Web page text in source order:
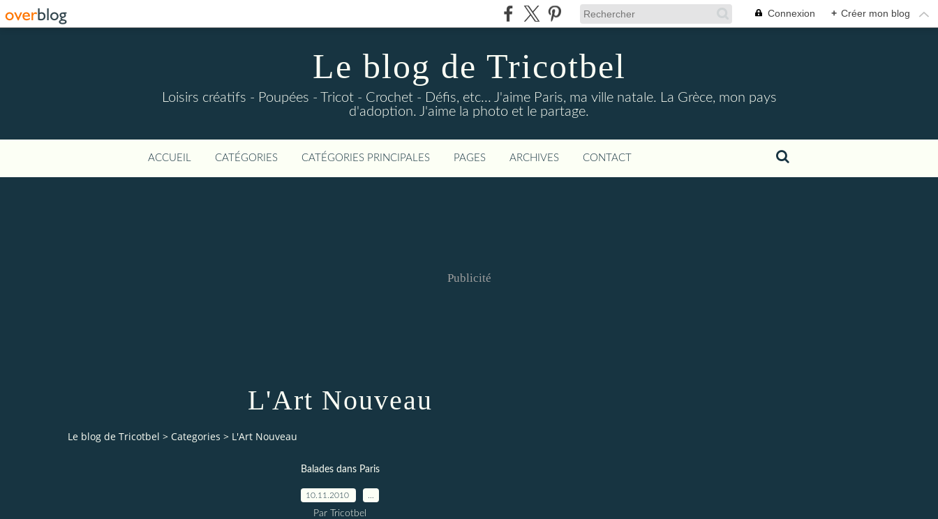
Connexion + Créer mon blog
Le blog de Tricotbel
Loisirs créatifs - Poupées - Tricot - Crochet - Défis, etc... J'aime Paris, ma ville natale. La Grèce, mon pays
d'adoption. J'aime la photo et le partage.
ACCUEIL CATÉGORIES CATÉGORIES PRINCIPALES PAGES ARCHIVES CONTACT
Publicité
L'Art Nouveau
Le blog de Tricotbel > Categories > L'Art Nouveau
Balades dans Paris
10.11.2010
Par Tricotbel